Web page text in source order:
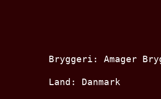
Bryggeri: Amager
Land: Danmark